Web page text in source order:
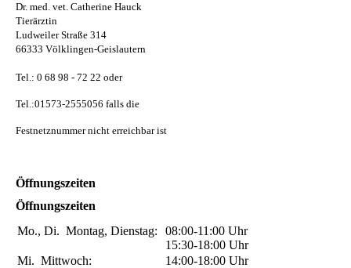
Dr. med. vet. Catherine Hauck
Tierärztin
Ludweiler Straße 314
66333 Völklingen-Geislautern
Tel.: 0 68 98 - 72 22 oder
Tel.:01573-2555056 falls die
Festnetznummer nicht erreichbar ist
Öffnungszeiten
Öffnungszeiten
Mo., Di. Montag, Dienstag: 08:00-11:00 Uhr
15:30-18:00 Uhr
Mi. Mittwoch: 14:00-18:00 Uhr